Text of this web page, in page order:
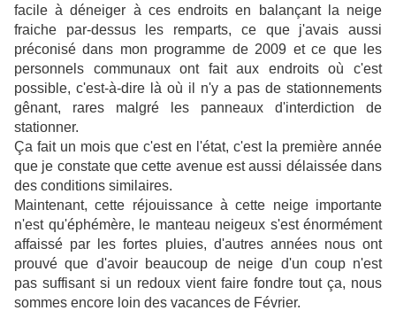
facile à déneiger à ces endroits en balançant la neige
fraiche par-dessus les remparts, ce que j'avais aussi
préconisé dans mon programme de 2009 et ce que les
personnels communaux ont fait aux endroits où c'est
possible, c'est-à-dire là où il n'y a pas de stationnements
gênant, rares malgré les panneaux d'interdiction de
stationner.
Ça fait un mois que c'est en l'état, c'est la première année
que je constate que cette avenue est aussi délaissée dans
des conditions similaires.
Maintenant, cette réjouissance à cette neige importante
n'est qu'éphémère, le manteau neigeux s'est énormément
affaissé par les fortes pluies, d'autres années nous ont
prouvé que d'avoir beaucoup de neige d'un coup n'est
pas suffisant si un redoux vient faire fondre tout ça, nous
sommes encore loin des vacances de Février.